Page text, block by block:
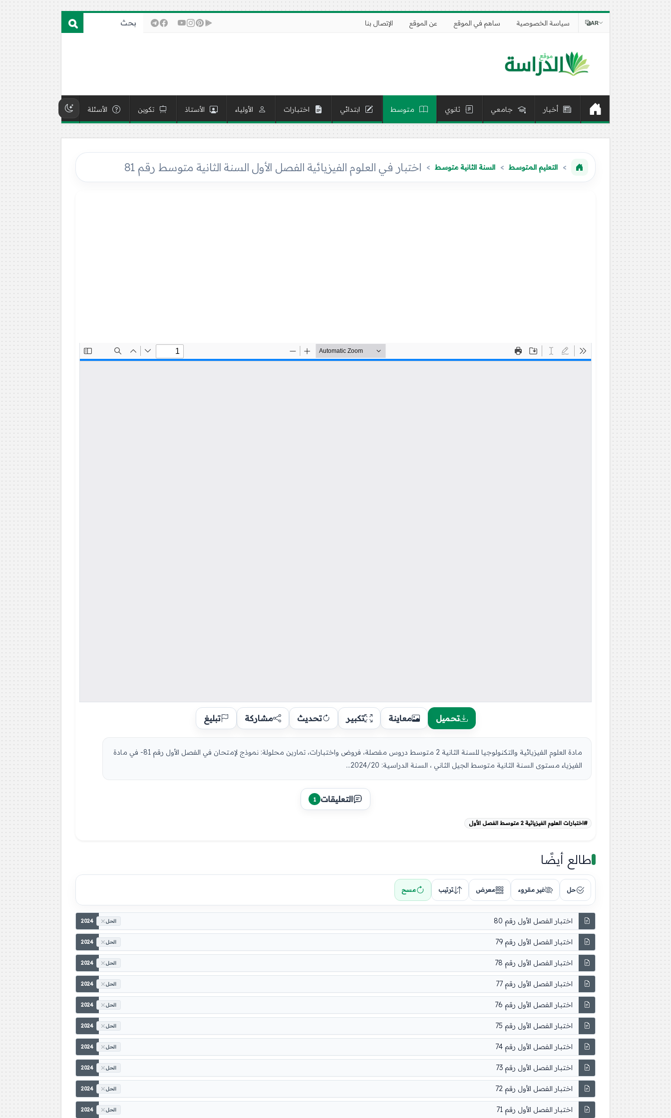
سياسة الخصوصية ساهم في الموقع عن الموقع الإتصال بنا AR
أخبار جامعي ثانوي متوسط ابتدائي اختبارات الأولياء الأستاذ تكوين الأسئلة
التعليم المتوسط السنة الثانية متوسط اختبار في العلوم الفيزيائية الفصل الأول السنة الثانية متوسط رقم 81
تحميل معاينة تكبير تحديث مشاركة تبليغ
مادة العلوم الفيزيائية والتكنولوجيا للسنة الثانية 2 متوسط دروس مفصلة، فروض واختبارات، تمارين محلولة: نموذج لإمتحان في الفصل الأول رقم 81- في مادة
الفيزياء مستوى السنة الثانية متوسط الجيل الثاني ، السنة الدراسية: 2024/20...
التعليقات 1
#اختبارات العلوم الفيزيائية 2 متوسط الفصل الأول
طالع أيضًا
حل غير مقروء معرض ترتيب مسح
اختبار الفصل الأول رقم 80 2024 الحل
اختبار الفصل الأول رقم 79 2024 الحل
اختبار الفصل الأول رقم 78 2024 الحل
اختبار الفصل الأول رقم 77 2024 الحل
اختبار الفصل الأول رقم 76 2024 الحل
اختبار الفصل الأول رقم 75 2024 الحل
اختبار الفصل الأول رقم 74 2024 الحل
اختبار الفصل الأول رقم 73 2024 الحل
اختبار الفصل الأول رقم 72 2024 الحل
اختبار الفصل الأول رقم 71 2024 الحل